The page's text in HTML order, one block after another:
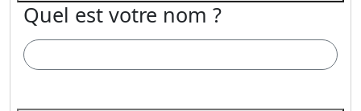
Quel est votre nom ?